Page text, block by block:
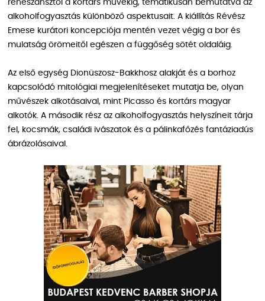
reneszánsztól a kortárs művekig, tematikusan bemutatva az
alkoholfogyasztás különböző aspektusait. A kiállítás Révész
Emese kurátori koncepciója mentén vezet végig a bor és
mulatság örömeitől egészen a függőség sötét oldaláig.
Az első egység Dionüszosz-Bakkhosz alakját és a borhoz
kapcsolódó mitológiai megjelenítéseket mutatja be, olyan
művészek alkotásaival, mint Picasso és kortárs magyar
alkotók. A második rész az alkoholfogyasztás helyszíneit tárja
fel, kocsmák, családi ivászatok és a pálinkafőzés fantáziadús
ábrázolásaival.